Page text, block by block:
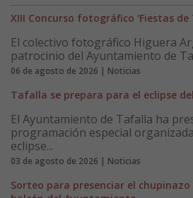
XIII Concurso fotográfico ‘Fiestas de
El colectivo fotográfico Higuera
patrocinio del Ayuntamiento de
06 de agosto de 2026 | Noticias
Tafalla se prepara para el eclipse
El Ayuntamiento de Tafalla ha
programación especial
eclipse...
03 de agosto de 2026 | Noticias
Sorteo para presenciar el chupinazo